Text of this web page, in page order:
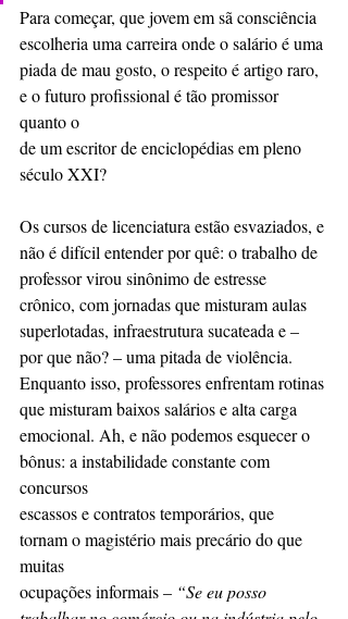
Para começar, que jovem em sã consciência
escolheria uma carreira onde o salário é uma
piada de mau gosto, o respeito é artigo raro,
e o futuro profissional é tão promissor
quanto o
de um escritor de enciclopédias em pleno
século XXI?
Os cursos de licenciatura estão esvaziados, e
não é difícil entender por quê: o trabalho de
professor virou sinônimo de estresse
crônico, com jornadas que misturam aulas
superlotadas, infraestrutura sucateada e –
por que não? – uma pitada de violência.
Enquanto isso, professores enfrentam rotinas
que misturam baixos salários e alta carga
emocional. Ah, e não podemos esquecer o
bônus: a instabilidade constante com
concursos
escassos e contratos temporários, que
tornam o magistério mais precário do que
muitas
ocupações informais – “Se eu posso